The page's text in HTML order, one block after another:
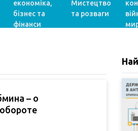
економіка,
бізнес та
фінанси
Мистецтво
та розваги
– о